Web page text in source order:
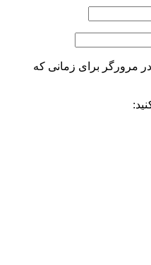
مرورگر برای زمانی که